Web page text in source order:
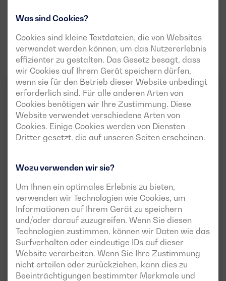
Was sind Cookies?
Cookies sind kleine Textdateien, die von Websites
verwendet werden können, um das Nutzererlebnis
effizienter zu gestalten. Das Gesetz besagt, dass
wir Cookies auf Ihrem Gerät speichern dürfen,
wenn sie für den Betrieb dieser Website unbedingt
erforderlich sind. Für alle anderen Arten von
Cookies benötigen wir Ihre Zustimmung. Diese
Website verwendet verschiedene Arten von
Cookies. Einige Cookies werden von Diensten
Dritter gesetzt, die auf unseren Seiten erscheinen.
Wozu verwenden wir sie?
Um Ihnen ein optimales Erlebnis zu bieten,
verwenden wir Technologien wie Cookies, um
Informationen auf Ihrem Gerät zu speichern
und/oder darauf zuzugreifen. Wenn Sie diesen
Technologien zustimmen, können wir Daten wie das
Surfverhalten oder eindeutige IDs auf dieser
Website verarbeiten. Wenn Sie Ihre Zustimmung
nicht erteilen oder zurückziehen, kann dies zu
Beeinträchtigungen bestimmter Merkmale und
gerecht werden.
EMERGENCY BALANCE 50HZ 3PHASEN
Offene Version verfügbar
BGBS 500 ST
LEISTUNG:
PRP: 450 kVA (360 kW)
ESP:
499 kVA (399 kW)
MOTOR:
BAUDOUIN 6M21G500/5
VERSION:
open
STRAINE:
400/230V